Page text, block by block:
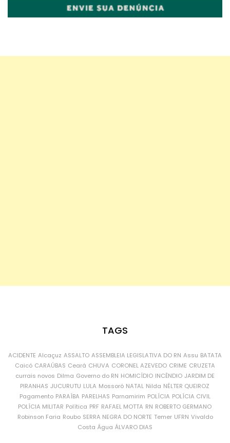
TAGS
ACIDENTE Alcaçuz ASSALTO ASSEMBLEIA LEGISLATIVA DO RN Assu BATATA
Caicó CARAÚBAS Ceará CHUVA CORONEL AZEVEDO CRIME CRUZETA
currais novos Dilma Governo do RN HOMICÍDIO INCÊNDIO JARDIM DE
PIRANHAS JUCURUTU LULA Mossoró NATAL Nilda NÉLTER QUEIROZ
Pagamento PARAÍBA PARELHAS Parnamirim POLÍCIA POLÍCIA CIVIL
POLÍCIA MILITAR Política PRF RAFAEL MOTTA RN ROBERTO GERMANO
Robinson Faria Roubo SERRA NEGRA DO NORTE Temer UFRN Vivaldo
Costa Água ÁLVARO DIAS